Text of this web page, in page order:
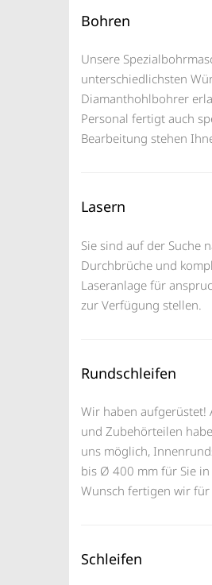
Bohren
Unsere
unterschiedlichsten
Diamanthohlbohrer
Personal fertigt auch
Bearbeitung stehen
Lasern
Sie sind auf der Suche
Durchbrüche und
Laseranlage für
zur Verfügung stellen.
Rundschleifen
Wir haben aufgerüstet!
und Zubehörteilen
uns möglich,
bis Ø 400 mm für Sie
Wunsch fertigen wir
Schleifen